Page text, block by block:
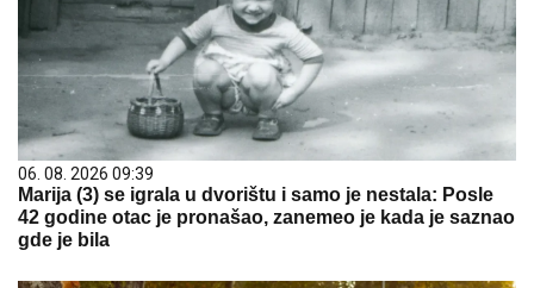
06. 08. 2026 09:39
Marija (3) se igrala u dvorištu i samo je nestala: Posle
42 godine otac je pronašao, zanemeo je kada je saznao
gde je bila